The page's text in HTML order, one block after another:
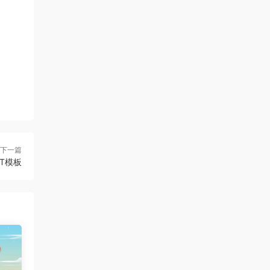
下一篇
模板